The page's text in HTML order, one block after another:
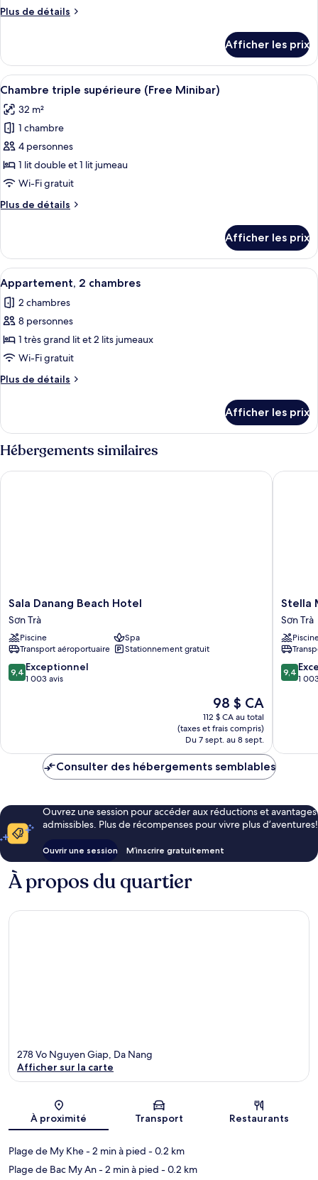
chambre :
Room
-
Extra
hour
stay
Plus de détails
Plus
Superior
Twin
Room
Extra
hour
Afficher les prix
Afficher
toutes
les
photos
pour
ce
type
chambre :
supérieure
(Free
Minibar)
Une chambre d’hôtel moderne
5
Chambre triple supérieure (Free Minibar)
32 m²
1 chambre
4 personnes
1 lit double et 1 lit jumeau
Wi-Fi gratuit
Plus de détails
Plus
Chambre
triple
supérieure
(Free
Minibar)
Afficher les prix
Afficher
toutes
les
photos
pour
ce
type
de
Appartement,
2
chambres
Appartement, 2 chambres | Minibar,
6
Appartement, 2 chambres
2 chambres
8 personnes
1 très grand lit et 2 lits jumeaux
Wi-Fi gratuit
Plus de détails
Plus
Appartement,
chambres
Afficher les prix
Hébergements similaires
Sala
Danang
Beach
Hotel
Sơn
Trà
Sala Danang Beach Hotel
Sơn Trà
Piscine
Spa
Transport aéroportuaire
Stationnement gratuit
9.4
sur
9,4 Exceptionnel
1 003 avis
Le
prix
est
de
98 $ CA
98 $ CA
112 $ CA au total
(taxes et frais compris)
Du 7 sept. au 8 sept.
Sala Danang Beach Hotel
Stella
Maris
Beach
Danang
Sơn
Trà
Stella
Sơn Trà
9.4
sur
9,4
1
Stella
Consulter des hébergements semblables
Ouvrez une session pour accéder aux réductions et avantages
admissibles. Plus de récompenses pour vivre plus d’aventures!
Ouvrir une session M’inscrire gratuitement
À propos du quartier
Carte
278 Vo Nguyen Giap, Da Nang
Afficher sur la carte
À proximité Transport Restaurants
Plage de My Khe- 2 min à pied - 0.2 km
Plage de Bac My An- 2 min à pied - 0.2 km